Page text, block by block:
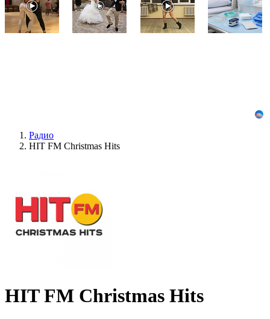
пару
секунд,
но
невесты
оставит
вас
Омска:
вы
будете
Радио
HIT FM Christmas Hits
HIT FM Christmas Hits